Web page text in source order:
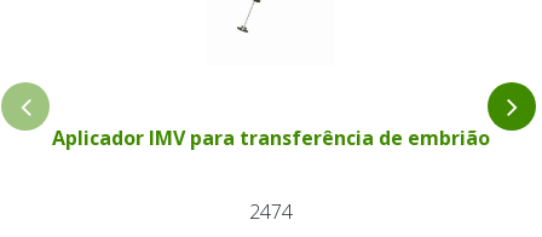
Aplicador IMV para transferência de embrião
2474